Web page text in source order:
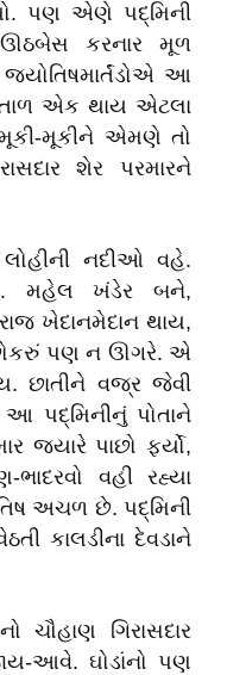
પણ એણે પદ્મિની
કરનાર મૂળ
આ
એક થાય એટલા
મૂકીને એમણે તો
શેર પરમારને
નદીઓ વહે.
મહેલ ખંડેર બને,
ખેદાનમેદાન થાય,
પણ ન ઊગરે. એ
છાતીને વજ્ર જેવી
પદ્મિનીનું પોતાને
જ્યારે પાછો ફર્યો,
વહી રહ્યા
અચળ છે. પદ્મિની
કાલડીના દેવડાને
ચૌહાણ ગિરાસદાર
આવે. ઘોડાંનો પણ